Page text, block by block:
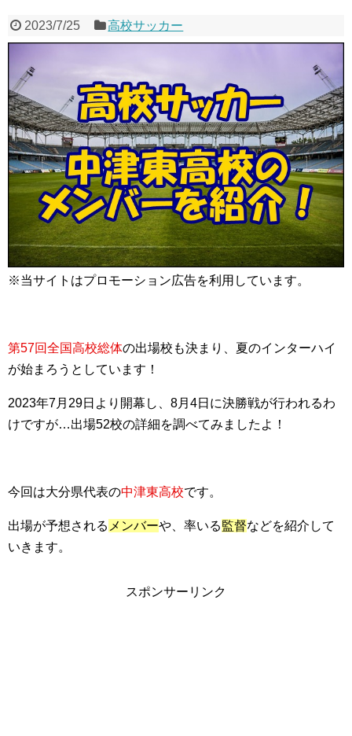
2023/7/25 高校サッカー
※当サイトはプロモーション広告を利用しています。
第57回全国高校総体の出場校も決まり、夏のインターハイ
が始まろうとしています！
2023年7月29日より開幕し、8月4日に決勝戦が行われるわ
けですが…出場52校の詳細を調べてみましたよ！
今回は大分県代表の中津東高校です。
出場が予想される メンバーや、率いる監督などを紹介して
いきます。
スポンサーリンク